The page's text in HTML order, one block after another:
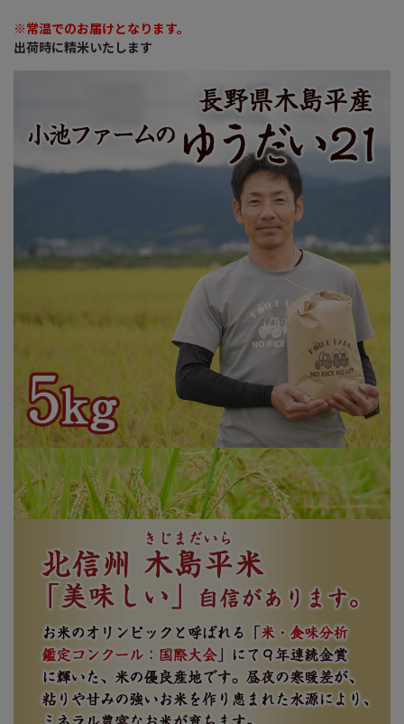
※常温でのお届けとなります。
出荷時に精米いたします